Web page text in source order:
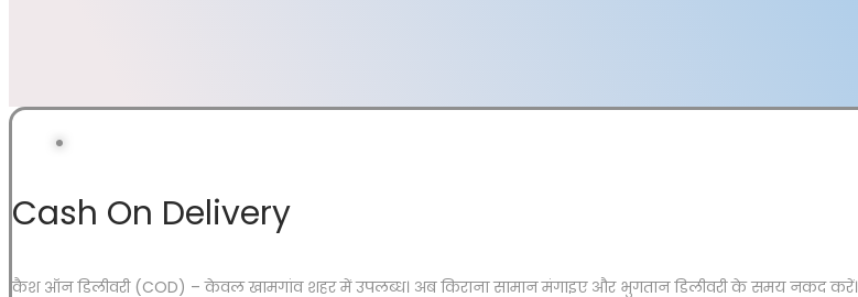
Cash On Delivery
कैश ऑन डिलीवरी (COD) – केवल खामगांव शहर में उपलब्ध। अब किराना सामान मंगाइए और भुगतान डिलीवरी के समय नकद करें।